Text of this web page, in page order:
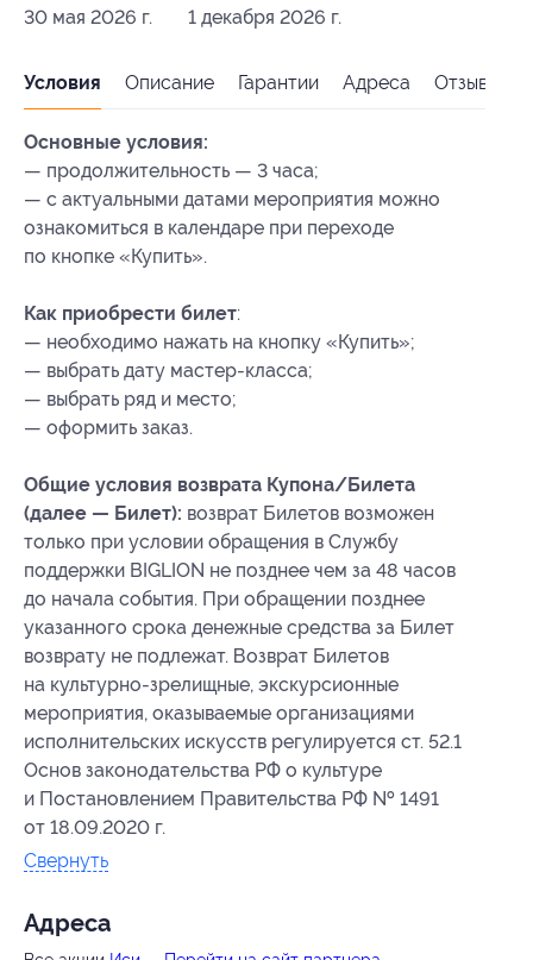
30 мая 2026 г. 1 декабря 2026 г.
Условия Описание Гарантии Адреса Отзывы
Основные условия:
— продолжительность — 3 часа;
— с актуальными датами мероприятия можно
ознакомиться в календаре при переходе
по кнопке «Купить».
Как приобрести билет:
— необходимо нажать на кнопку «Купить»;
— выбрать дату мастер-класса;
— выбрать ряд и место;
— оформить заказ.
Общие условия возврата Купона/Билета
(далее — Билет): возврат Билетов возможен
только при условии обращения в Службу
поддержки BIGLION не позднее чем за 48 часов
до начала события. При обращении позднее
указанного срока денежные средства за Билет
возврату не подлежат. Возврат Билетов
на культурно-зрелищные, экскурсионные
мероприятия, оказываемые организациями
исполнительских искусств регулируется ст. 52.1
Основ законодательства РФ о культуре
и Постановлением Правительства РФ № 1491
от 18.09.2020 г.
Свернуть
Адресa